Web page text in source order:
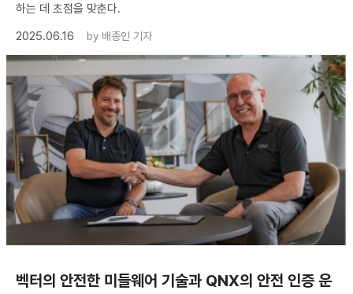
하는 데 초점을 맞춘다.
2025.06.16
by 배종인 기자
벡터의 안전한 미들웨어 기술과 QNX의 안전 인증 운